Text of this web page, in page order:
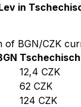
in
of BGN/CZK
12,4 CZK
62 CZK
124 CZK